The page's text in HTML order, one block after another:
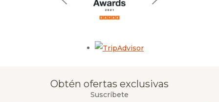
Obtén ofertas exclusivas
Suscríbete